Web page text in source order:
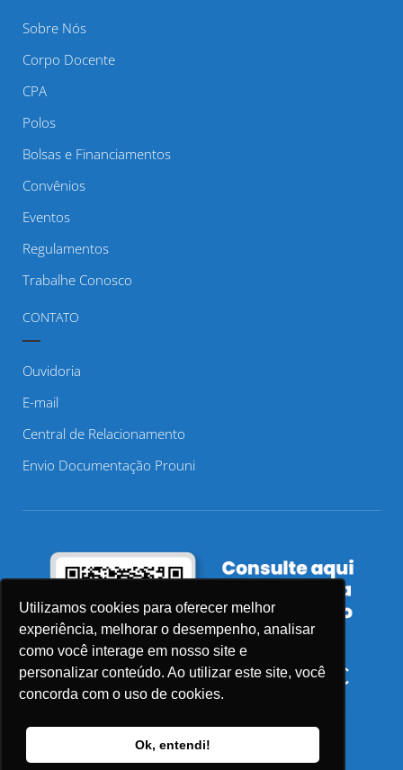
Utilizamos cookies para oferecer melhor
experiência, melhorar o desempenho, analisar
como você interage em nosso site e
personalizar conteúdo. Ao utilizar este site, você
concorda com o uso de cookies.
Ok, entendi!
Sobre Nós
Corpo Docente
CPA
Polos
Bolsas e Financiamentos
Convênios
Eventos
Regulamentos
Trabalhe Conosco
CONTATO
Ouvidoria
E-mail
Central de Relacionamento
Envio Documentação Prouni